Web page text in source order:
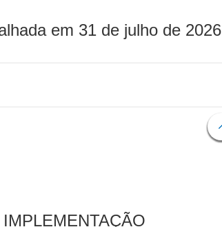
em 31 de julho de 2026